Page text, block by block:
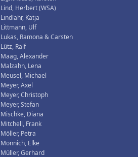
Lind, Herbert (WSA)
Lindlahr, Katja
Littmann, Ulf
Lukas, Ramona & Carsten
Lütz, Ralf
Maag, Alexander
Malzahn, Lena
Meusel, Michael
Meyer, Axel
Meyer, Christoph
Meyer, Stefan
Mischke, Diana
Mitchell, Frank
Möller, Petra
Mönnich, Elke
Müller, Gerhard